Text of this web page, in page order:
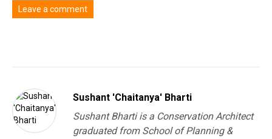
Leave a comment
Sushant 'Chaitanya' Bharti
Sushant Bharti is a Conservation Architect
graduated from School of Planning &